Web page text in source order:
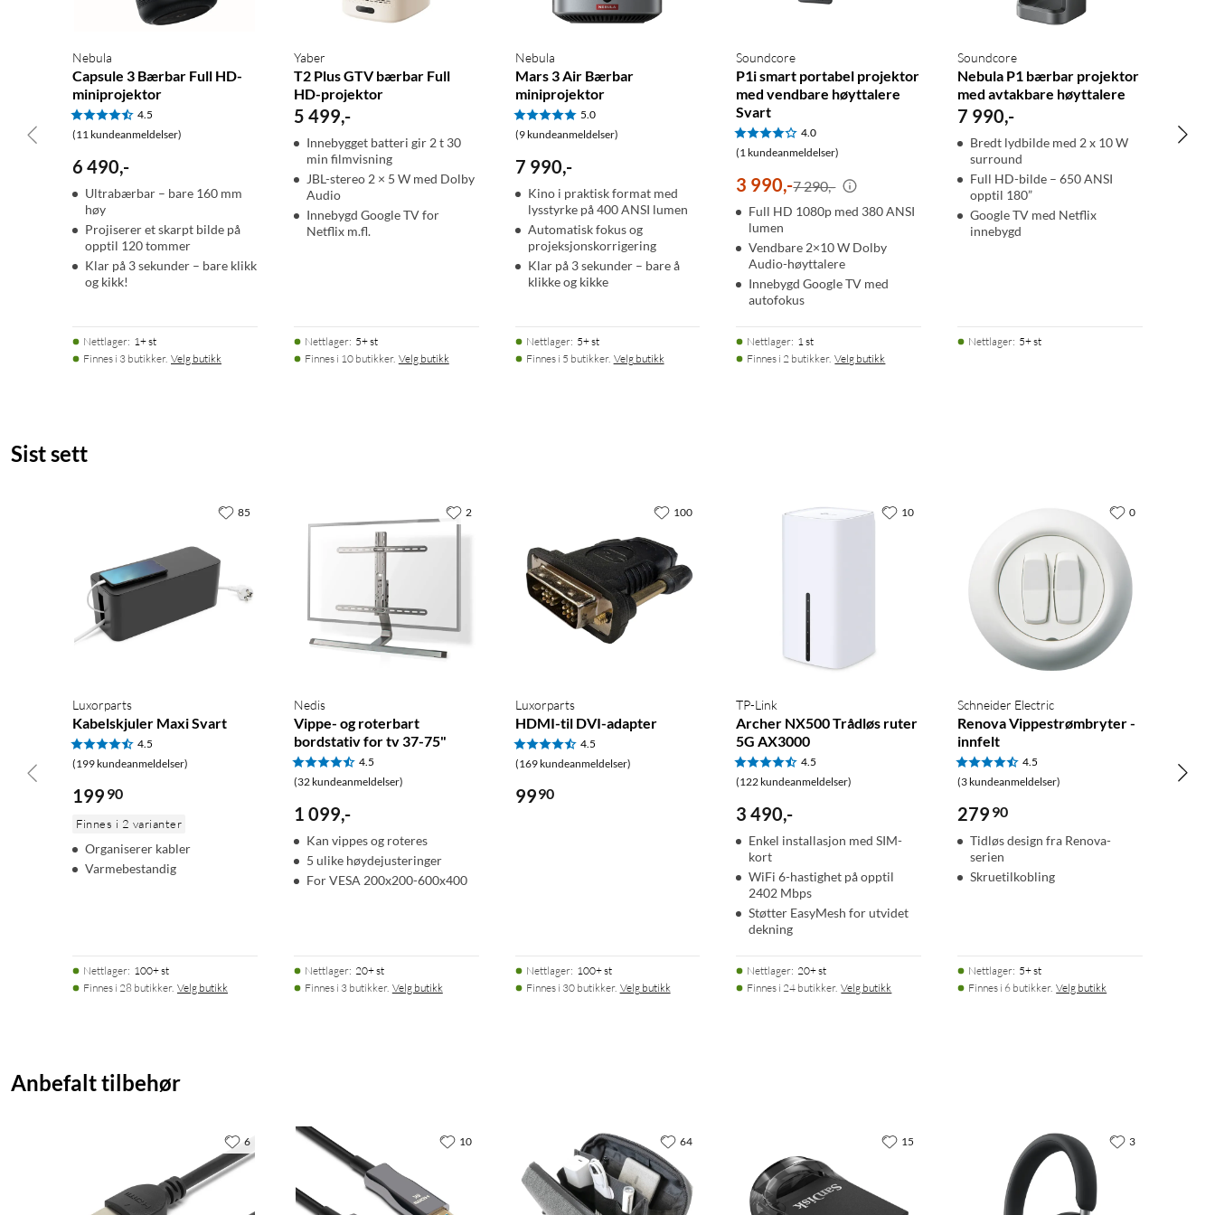
Operativsystem: Google TV USB-format: FAT, FAT32
Batteritid: 2,5 timer (film), 8 timer (musikk)
Mål: 167,5x83 mm (HxD)
Vekt: 900 g
I pakken:
Nebula Capsule 3 Laser
Strømadapter
USB-C ladekabel
Fjernkontroll
2x AAA-batterier
Projektor Bærbar projektor Projektor under 500 ANSI lumen
Nebula
Capsule 3 Bærbar Full HD-
miniprojektor
4.5
(11 kundeanmeldelser)
6 490,-
Ultrabærbar – bare 160 mm
høy
Projiserer et skarpt bilde på
opptil 120 tommer
Klar på 3 sekunder – bare klikk
og kikk!
Nettlager: 1+ st
Finnes i 3 butikker. Velg butikk
Yaber
T2 Plus GTV bærbar Full
HD-projektor
5 499,-
Innebygget batteri gir 2 t 30
min filmvisning
JBL-stereo 2 × 5 W med Dolby
Audio
Innebygd Google TV for
Netflix m.fl.
Nettlager: 5+ st
Finnes i 10 butikker. Velg butikk
Nebula
Mars 3 Air Bærbar
miniprojektor
5.0
(9 kundeanmeldelser)
7 990,-
Kino i praktisk format med
lysstyrke på 400 ANSI lumen
Automatisk fokus og
projeksjonskorrigering
Klar på 3 sekunder – bare å
klikke og kikke
Nettlager: 5+ st
Finnes i 5 butikker. Velg butikk
Soundcore
P1i smart portabel projektor
med vendbare høyttalere
Svart
4.0
(1 kundeanmeldelser)
3 990,-7 290,-
Full HD 1080p med 380 ANSI
lumen
Vendbare 2×10 W Dolby
Audio-høyttalere
Innebygd Google TV med
autofokus
Nettlager: 1 st
Finnes i 2 butikker. Velg butikk
Soundcore
Nebula P1 bærbar projektor
med avtakbare høyttalere
7 990,-
Bredt lydbilde med 2 x 10 W
surround
Full HD-bilde – 650 ANSI
opptil 180”
Google TV med Netflix
innebygd
Nettlager: 5+ st
Sist sett
Luxorparts
Kabelskjuler Maxi Svart
4.5
(199 kundeanmeldelser)
199 90
Finnes i 2 varianter
Organiserer kabler
Varmebestandig
Nettlager: 100+ st
Finnes i 28 butikker. Velg butikk
85
Nedis
Vippe- og roterbart
bordstativ for tv 37-75"
4.5
(32 kundeanmeldelser)
1 099,-
Kan vippes og roteres
5 ulike høydejusteringer
For VESA 200x200-600x400
Nettlager: 20+ st
Finnes i 3 butikker. Velg butikk
2
Luxorparts
HDMI-til DVI-adapter
4.5
(169 kundeanmeldelser)
9990
Nettlager: 100+ st
Finnes i 30 butikker. Velg butikk
100
TP-Link
Archer NX500 Trådløs ruter
5G AX3000
4.5
(122 kundeanmeldelser)
3 490,-
Enkel installasjon med SIM-
kort
WiFi 6-hastighet på opptil
2402 Mbps
Støtter EasyMesh for utvidet
dekning
Nettlager: 20+ st
Finnes i 24 butikker. Velg butikk
10
Schneider Electric
Renova Vippestrømbryter -
innfelt
4.5
(3 kundeanmeldelser)
279 90
Tidløs design fra Renova-
serien
Skruetilkobling
Nettlager: 5+ st
Finnes i 6 butikker. Velg butikk
0
Anbefalt tilbehør
6 10 64 15 3